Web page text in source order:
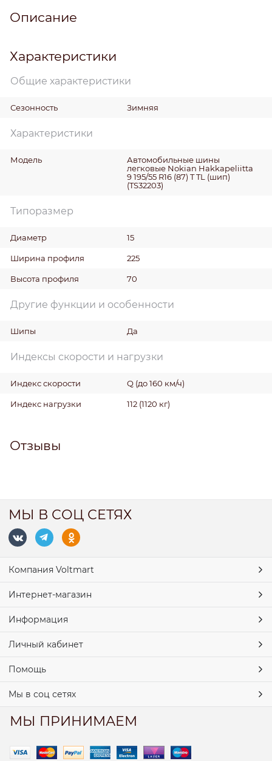
Описание
Характеристики
Общие характеристики
Сезонность Зимняя
Характеристики
Модель
Автомобильные шины
легковые Nokian Hakkapeliitta
9 195/55 R16 (87) T TL (шип)
(TS32203)
Типоразмер
Диаметр 15
Ширина профиля 225
Высота профиля 70
Другие функции и особенности
Шипы Да
Индексы скорости и нагрузки
Индекс скорости Q (до 160 км/ч)
Индекс нагрузки 112 (1120 кг)
Отзывы
МЫ В СОЦ СЕТЯХ
Компания Voltmart
Интернет-магазин
Информация
Личный кабинет
Помощь
Мы в соц сетях
МЫ ПРИНИМАЕМ